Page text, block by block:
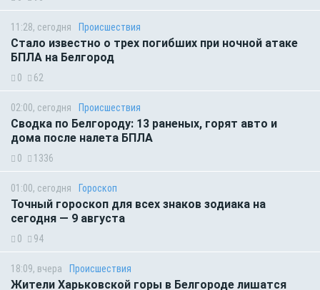
11:28, сегодня Происшествия
Стало известно о трех погибших при ночной атаке
БПЛА на Белгород
0 62
02:00, сегодня Происшествия
Сводка по Белгороду: 13 раненых, горят авто и
дома после налета БПЛА
0 1336
01:00, сегодня Гороскоп
Точный гороскоп для всех знаков зодиака на
сегодня — 9 августа
0 94
18:09, вчера Происшествия
Жители Харьковской горы в Белгороде лишатся